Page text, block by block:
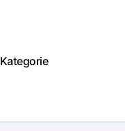
Kategorie